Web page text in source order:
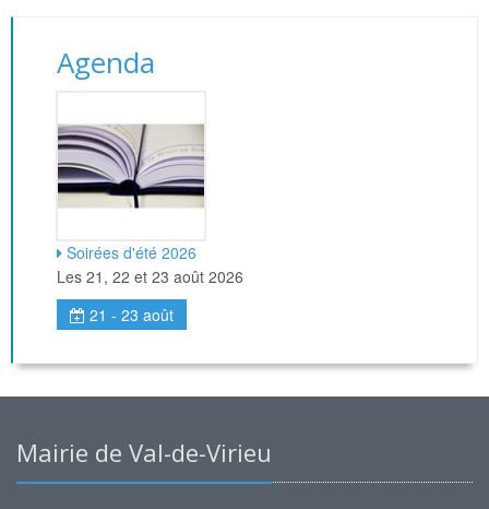
Agenda
Soirées d'été 2026
Les 21, 22 et 23 août 2026
21 - 23 août
Mairie de Val-de-Virieu